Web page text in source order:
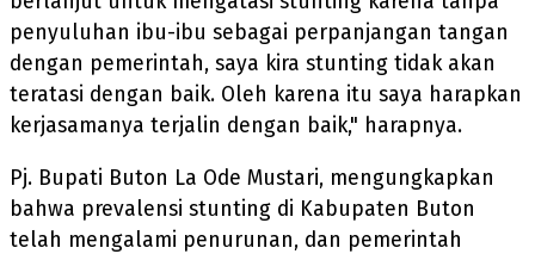
penyuluhan ibu-ibu sebagai perpanjangan tangan
dengan pemerintah, saya kira stunting tidak akan
teratasi dengan baik. Oleh karena itu saya harapkan
kerjasamanya terjalin dengan baik," harapnya.
Pj. Bupati Buton La Ode Mustari, mengungkapkan
bahwa prevalensi stunting di Kabupaten Buton
telah mengalami penurunan, dan pemerintah